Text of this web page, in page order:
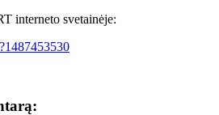
interneto svetainėje: